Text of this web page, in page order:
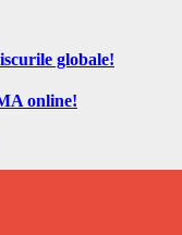
globale!
online!